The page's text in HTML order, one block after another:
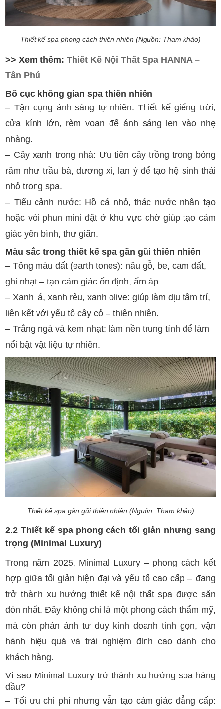
Thiết kế spa phong cách thiên nhiên (Nguồn: Tham khảo)
>> Xem thêm:Thiết Kế Nội Thất Spa HANNA –
Tân Phú
Bố cục không gian spa thiên nhiên
– Tận dụng ánh sáng tự nhiên: Thiết kế giếng trời,
cửa kính lớn, rèm voan để ánh sáng len vào nhẹ
nhàng.
– Cây xanh trong nhà: Ưu tiên cây trồng trong bóng
râm như trầu bà, dương xỉ, lan ý để tạo hệ sinh thái
nhỏ trong spa.
– Tiểu cảnh nước: Hồ cá nhỏ, thác nước nhân tạo
hoặc vòi phun mini đặt ở khu vực chờ giúp tạo cảm
giác yên bình, thư giãn.
Màu sắc trong thiết kế spa gần gũi thiên nhiên
– Tông màu đất (earth tones): nâu gỗ, be, cam đất,
ghi nhạt – tạo cảm giác ổn định, ấm áp.
– Xanh lá, xanh rêu, xanh olive: giúp làm dịu tâm trí,
liên kết với yếu tố cây cỏ – thiên nhiên.
– Trắng ngà và kem nhạt: làm nền trung tính để làm
nổi bật vật liệu tự nhiên.
Thiết kế spa gần gũi thiên nhiên (Nguồn: Tham khảo)
2.2 Thiết kế spa phong cách tối giản nhưng sang
trọng (Minimal Luxury)
Trong năm 2025, Minimal Luxury – phong cách kết
hợp giữa tối giản hiện đại và yếu tố cao cấp – đang
trở thành xu hướng thiết kế nội thất spa được săn
đón nhất. Đây không chỉ là một phong cách thẩm mỹ,
mà còn phản ánh tư duy kinh doanh tinh gọn, vận
hành hiệu quả và trải nghiệm đỉnh cao dành cho
khách hàng.
Vì sao Minimal Luxury trở thành xu hướng spa hàng
đầu?
– Tối ưu chi phí nhưng vẫn tạo cảm giác đẳng cấp: